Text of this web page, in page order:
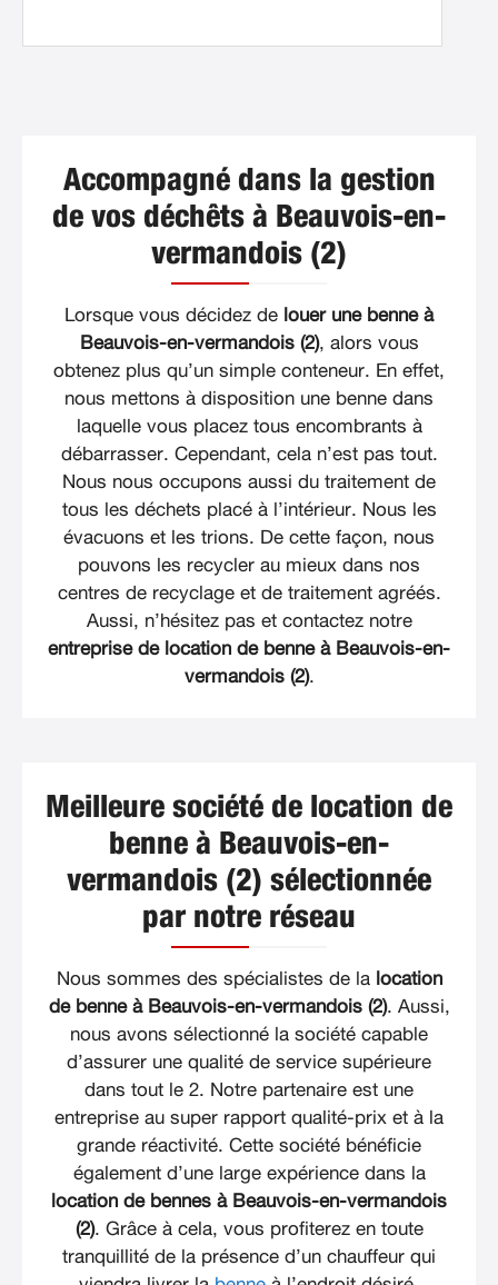
Accompagné dans la gestion
de vos déchêts à Beauvois-en-
vermandois (2)
Lorsque vous décidez de louer une benne à
Beauvois-en-vermandois (2), alors vous
obtenez plus qu’un simple conteneur. En effet,
nous mettons à disposition une benne dans
laquelle vous placez tous encombrants à
débarrasser. Cependant, cela n’est pas tout.
Nous nous occupons aussi du traitement de
tous les déchets placé à l’intérieur. Nous les
évacuons et les trions. De cette façon, nous
pouvons les recycler au mieux dans nos
centres de recyclage et de traitement agréés.
Aussi, n’hésitez pas et contactez notre
entreprise de location de benne à Beauvois-en-
vermandois (2).
Meilleure société de location de
benne à Beauvois-en-
vermandois (2) sélectionnée
par notre réseau
Nous sommes des spécialistes de la location
de benne à Beauvois-en-vermandois (2). Aussi,
nous avons sélectionné la société capable
d’assurer une qualité de service supérieure
dans tout le 2. Notre partenaire est une
entreprise au super rapport qualité-prix et à la
grande réactivité. Cette société bénéficie
également d’une large expérience dans la
location de bennes à Beauvois-en-vermandois
(2). Grâce à cela, vous profiterez en toute
tranquillité de la présence d’un chauffeur qui